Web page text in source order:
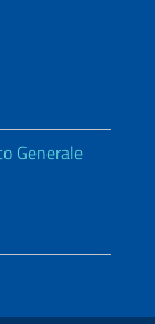
Generale